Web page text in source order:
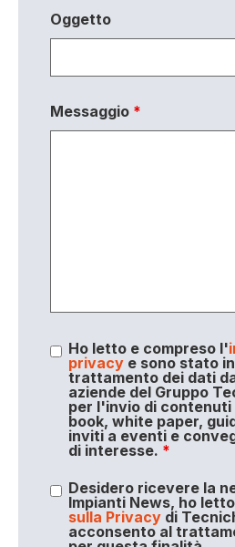
Oggetto
Messaggio *
Ho letto e compreso l'
privacye sono stato
trattamento dei dati
aziende del Gruppo
per l'invio di
book, white paper,
inviti a eventi e
di interesse. *
Desidero ricevere la
Impianti News, ho
sulla Privacydi
acconsento al